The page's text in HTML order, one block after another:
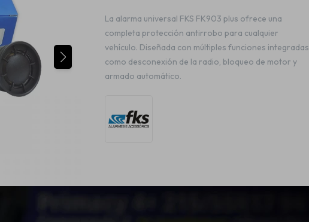
La alarma universal FKS FK903 plus ofrece una
completa protección antirrobo para cualquier
vehículo. Diseñada con múltiples funciones integradas
como desconexión de la radio, bloqueo de motor y
armado automático.